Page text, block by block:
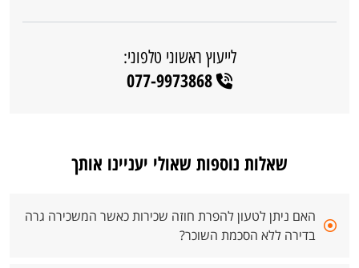
לייעוץ ראשוני טלפוני:
077-9973868
שאלות נוספות שאולי יעניינו אותך
האם ניתן לטעון להפרת חוזה שכירות כאשר המשכירה גרה
בדירה ללא הסכמת השוכר?